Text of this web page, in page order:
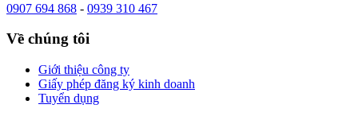
0907 694 868 - 0939 310 467
Về chúng tôi
Giới thiệu công ty
Giấy phép đăng ký kinh doanh
Tuyển dụng